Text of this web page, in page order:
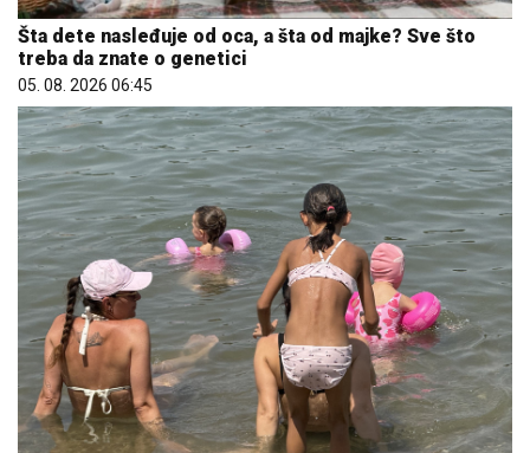
Šta dete nasleđuje od oca, a šta od majke? Sve što
treba da znate o genetici
05. 08. 2026 06:45